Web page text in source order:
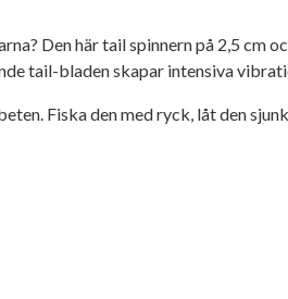
Den här tail spinnern på 2,5
tail-bladen skapar intensiva
Fiska den med ryck, låt den